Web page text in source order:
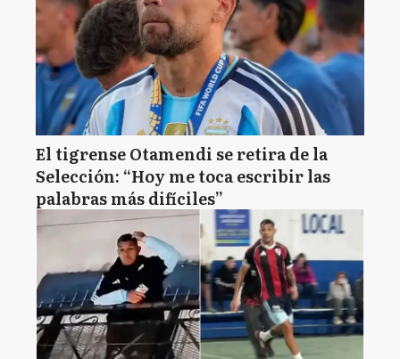
El tigrense Otamendi se retira de la
Selección: “Hoy me toca escribir las
palabras más difíciles”